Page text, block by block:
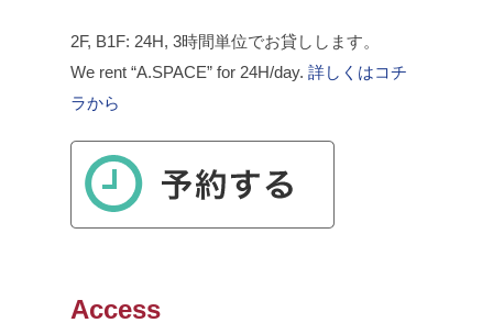
2F, B1F: 24H, 3時間単位でお貸しします。
We rent “A.SPACE” for 24H/day. 詳しくはコチ
ラから
Access